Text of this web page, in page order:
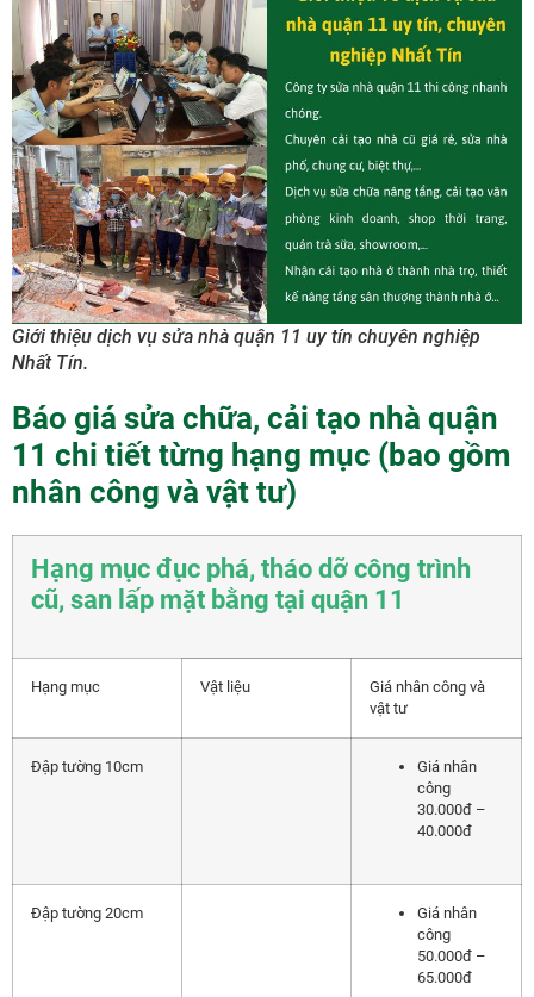
Giới thiệu dịch vụ sửa nhà quận 11 uy tín chuyên nghiệp
Nhất Tín.
Báo giá sửa chữa, cải tạo nhà quận
11 chi tiết từng hạng mục (bao gồm
nhân công và vật tư)
Hạng mục đục phá, tháo dỡ công trình
cũ, san lấp mặt bằng tại quận 11
Hạng mục Vật liệu
Giá nhân công và
vật tư
Đập tường 10cm
Giá nhân
công
30.000đ –
40.000đ
Đập tường 20cm
Giá nhân
công
50.000đ –
65.000đ